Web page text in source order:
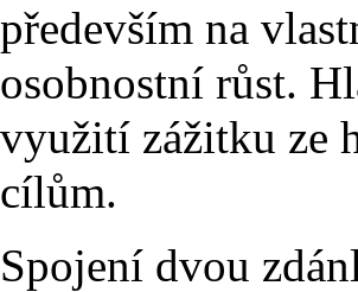
především na
osobnostní růst.
využití zážitku ze
cílům.
Spojení dvou